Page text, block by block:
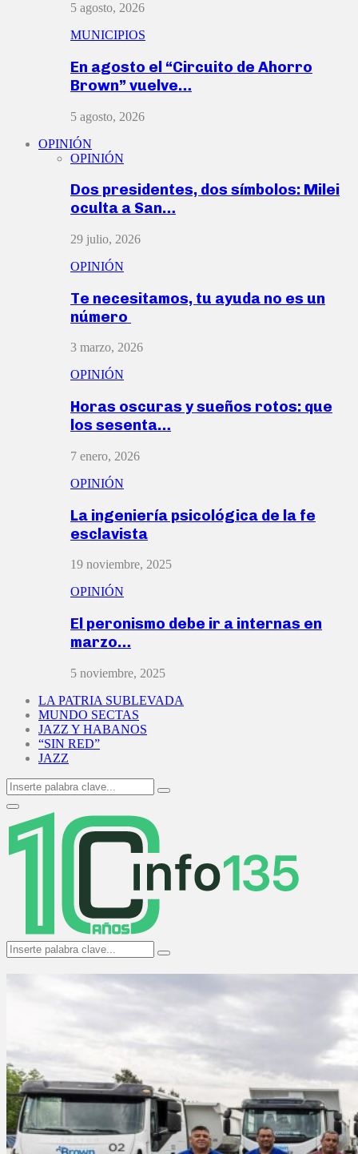
5 agosto, 2026
MUNICIPIOS
En agosto el “Circuito de Ahorro
Brown” vuelve…
5 agosto, 2026
OPINIÓN
OPINIÓN
Dos presidentes, dos símbolos: Milei
oculta a San…
29 julio, 2026
OPINIÓN
Te necesitamos, tu ayuda no es un
número
3 marzo, 2026
OPINIÓN
Horas oscuras y sueños rotos: que
los sesenta…
7 enero, 2026
OPINIÓN
La ingeniería psicológica de la fe
esclavista
19 noviembre, 2025
OPINIÓN
El peronismo debe ir a internas en
marzo…
5 noviembre, 2025
LA PATRIA SUBLEVADA
MUNDO SECTAS
JAZZ Y HABANOS
“SIN RED”
JAZZ
Search
for:
Search
Primary
Menu
Search
for:
Search